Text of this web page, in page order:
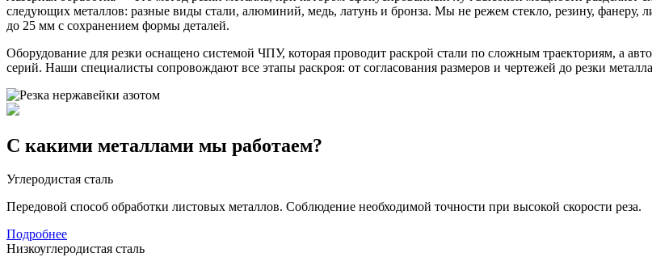
следующих металлов: разные виды стали, алюминий, медь, латунь и бронза. Мы не режем стекло, резину,
до 25 мм с сохранением формы деталей.
Оборудование для резки оснащено системой ЧПУ, которая проводит раскрой стали по сложным траекториям, а
серий. Наши специалисты сопровождают все этапы раскроя: от согласования размеров и чертежей до резки
С какими металлами мы работаем?
Углеродистая сталь
Передовой способ обработки листовых металлов. Соблюдение необходимой точности при высокой скорости реза.
Подробнее
Низкоуглеродистая сталь